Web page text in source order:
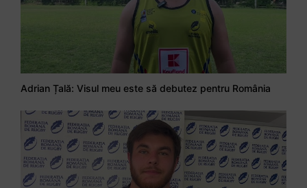
Adrian Țală: Visul meu este să debutez pentru România